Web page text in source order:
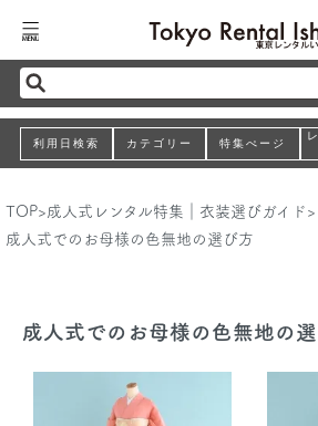
利用日検索 カテゴリー 特集ぺージ
TOP>成人式レンタル特集｜衣装選びガイド >
成人式でのお母様の色無地の選び方
成人式でのお母様の色無地の